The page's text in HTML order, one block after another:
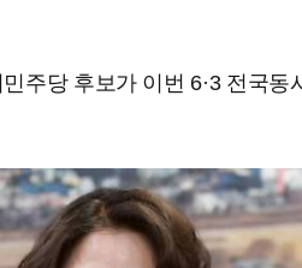
주당 후보가 이번 6·3 전국동